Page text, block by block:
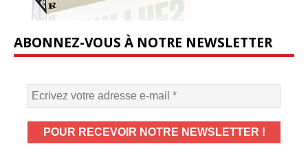
ABONNEZ-VOUS À NOTRE NEWSLETTER